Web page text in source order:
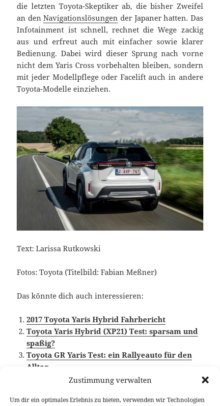
Zustimmung verwalten
Um dir ein optimales Erlebnis zu bieten, verwenden wir Technologien
die letzten Toyota-Skeptiker ab, die bisher Zweifel
an denNavigationslösungen der Japaner hatten. Das
Infotainment ist schnell, rechnet die Wege zackig
aus und erfreut auch mit einfacher sowie klarer
Bedienung. Dabei wird dieser Sprung nach vorne
nicht dem Yaris Cross vorbehalten bleiben, sondern
mit jeder Modellpflege oder Facelift auch in andere
Toyota-Modelle einziehen.
Text: Larissa Rutkowski
Fotos: Toyota (Titelbild: Fabian Meßner)
Das könnte dich auch interessieren:
2017 Toyota Yaris Hybrid Fahrbericht
Toyota Yaris Hybrid (XP21) Test: sparsam und
spaßig?
Toyota GR Yaris Test: ein Rallyeauto für den
Alltag
Toyota Yaris Cross Hybrid Wintertest